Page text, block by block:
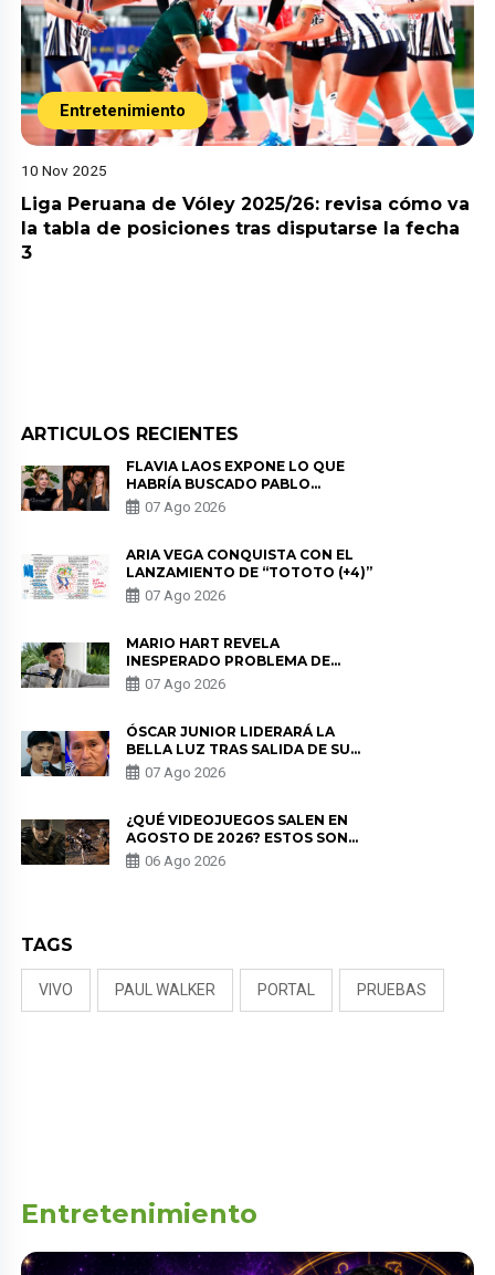
Entretenimiento
10 Nov 2025
Liga Peruana de Vóley 2025/26: revisa cómo va
la tabla de posiciones tras disputarse la fecha
3
ARTICULOS RECIENTES
FLAVIA LAOS EXPONE LO QUE
HABRÍA BUSCADO PABLO
HEREDIA CON ALE FULLER: “UNA
DE LAS PARTES QUERÍA EL
07 Ago 2026
ARIA VEGA CONQUISTA CON EL
LANZAMIENTO DE “TOTOTO (+4)”
07 Ago 2026
MARIO HART REVELA
INESPERADO PROBLEMA DE
SALUD ANTES DE SEPARARSE DE
KORINA: “ME ENCONTRARON UN
07 Ago 2026
ÓSCAR JUNIOR LIDERARÁ LA
BELLA LUZ TRAS SALIDA DE SU
PADRE POR POLÉMICA CON
NALDY SALDAÑA
07 Ago 2026
¿QUÉ VIDEOJUEGOS SALEN EN
AGOSTO DE 2026? ESTOS SON
LOS ESTRENOS MÁS ESPERADOS
06 Ago 2026
TAGS
VIVO PAUL WALKER PORTAL PRUEBAS
Entretenimiento